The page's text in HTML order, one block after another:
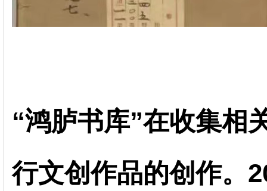
“鸿胪书库”在收集相
行文创作品的创作。